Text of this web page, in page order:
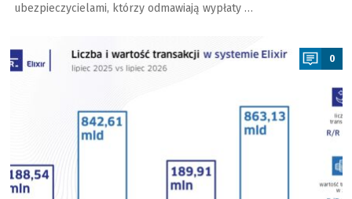
ubezpieczycielami, którzy odmawiają wypłaty …
0